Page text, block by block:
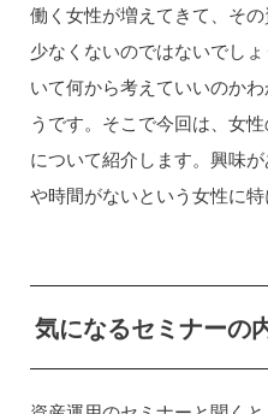
働く女性が増えてきて、そ
少なくないのではないでし
いて何から考えていいのか
うです。そこで今回は、女
について紹介します。興味
や時間がないという女性に特
気になるセミナーの